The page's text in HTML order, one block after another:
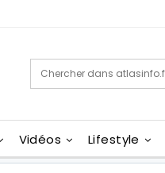
Vidéos Lifestyle